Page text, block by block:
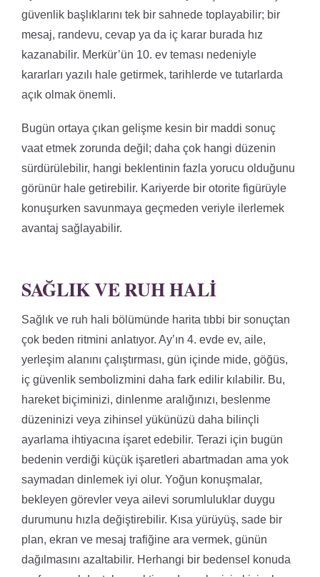
güvenlik başlıklarını tek bir sahnede toplayabilir; bir
mesaj, randevu, cevap ya da iç karar burada hız
kazanabilir. Merkür’ün 10. ev teması nedeniyle
kararları yazılı hale getirmek, tarihlerde ve tutarlarda
açık olmak önemli.
Bugün ortaya çıkan gelişme kesin bir maddi sonuç
vaat etmek zorunda değil; daha çok hangi düzenin
sürdürülebilir, hangi beklentinin fazla yorucu olduğunu
görünür hale getirebilir. Kariyerde bir otorite figürüyle
konuşurken savunmaya geçmeden veriyle ilerlemek
avantaj sağlayabilir.
SAĞLIK VE RUH HALI
Sağlık ve ruh hali bölümünde harita tıbbi bir sonuçtan
çok beden ritmini anlatıyor. Ay’ın 4. evde ev, aile,
yerleşim alanını çalıştırması, gün içinde mide, göğüs,
iç güvenlik sembolizmini daha fark edilir kılabilir. Bu,
hareket biçiminizi, dinlenme aralığınızı, beslenme
düzeninizi veya zihinsel yükünüzü daha bilinçli
ayarlama ihtiyacına işaret edebilir. Terazi için bugün
bedenin verdiği küçük işaretleri abartmadan ama yok
saymadan dinlemek iyi olur. Yoğun konuşmalar,
bekleyen görevler veya ailevi sorumluluklar duygu
durumunu hızla değiştirebilir. Kısa yürüyüş, sade bir
plan, ekran ve mesaj trafiğine ara vermek, günün
dağılmasını azaltabilir. Herhangi bir bedensel konuda